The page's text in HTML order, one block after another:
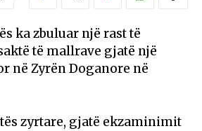
ka zbuluar një rast të
të mallrave gjatë një
në Zyrën Doganore në
zyrtare, gjatë ekzaminimit